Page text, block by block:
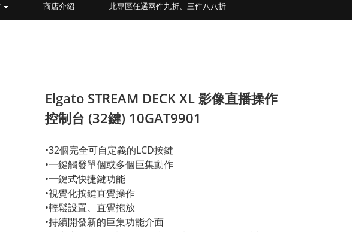
商店介紹 此專區任選兩件九折、三件八八折
Elgato STREAM DECK XL 影像直播操作
控制台 (32鍵) 10GAT9901
•32個完全可自定義的LCD按鍵
•一鍵觸發單個或多個巨集動作
•一鍵式快捷鍵功能
•視覺化按鍵直覺操作
•輕鬆設置、直覺拖放
•持續開發新的巨集功能介面